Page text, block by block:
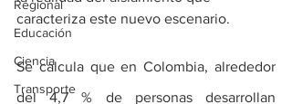
Regional
Educación
Ciencia
Transporte
caracteriza este nuevo escenario.
Se calcula que en Colombia, alrededor
del 4,7 % de personas desarrollan